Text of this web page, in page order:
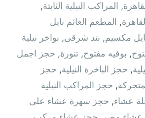
, المراكب النيلية الثابتة,
, المطعم العائم نايل
مكسيم, بند شرقى, بواخر نيلية
, بوفيه مفتوح, تنورة, حجز اجمل
, حجز الباخرة النيلية, حجز
, حجز المراكب النيلية
عشاء, حجز سهرة عشاء على